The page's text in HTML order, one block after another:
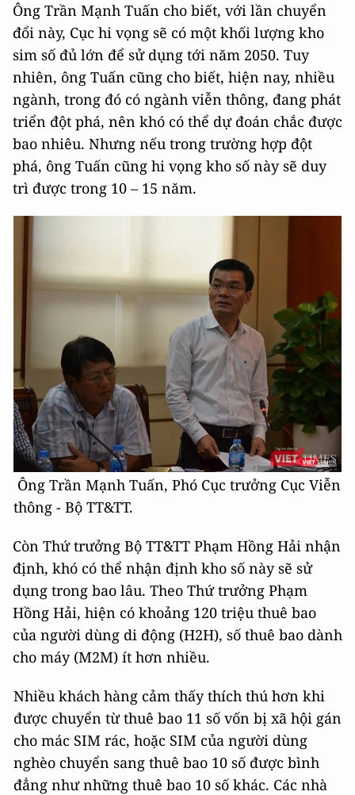
Ông Trần Mạnh Tuấn cho biết, với lần chuyển
đổi này, Cục hi vọng sẽ có một khối lượng kho
sim số đủ lớn để sử dụng tới năm 2050. Tuy
nhiên, ông Tuấn cũng cho biết, hiện nay, nhiều
ngành, trong đó có ngành viễn thông, đang phát
triển đột phá, nên khó có thể dự đoán chắc được
bao nhiêu. Nhưng nếu trong trường hợp đột
phá, ông Tuấn cũng hi vọng kho số này sẽ duy
trì được trong 10 – 15 năm.
Ông Trần Mạnh Tuấn, Phó Cục trưởng Cục Viễn
thông - Bộ TT&TT.
Còn Thứ trưởng Bộ TT&TT Phạm Hồng Hải nhận
định, khó có thể nhận định kho số này sẽ sử
dụng trong bao lâu. Theo Thứ trưởng Phạm
Hồng Hải, hiện có khoảng 120 triệu thuê bao
của người dùng di động (H2H), số thuê bao dành
cho máy (M2M) ít hơn nhiều.
Nhiều khách hàng cảm thấy thích thú hơn khi
được chuyển từ thuê bao 11 số vốn bị xã hội gán
cho mác SIM rác, hoặc SIM của người dùng
nghèo chuyển sang thuê bao 10 số được bình
đẳng như những thuê bao 10 số khác. Các nhà